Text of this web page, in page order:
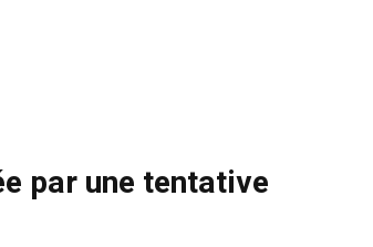
par une tentative